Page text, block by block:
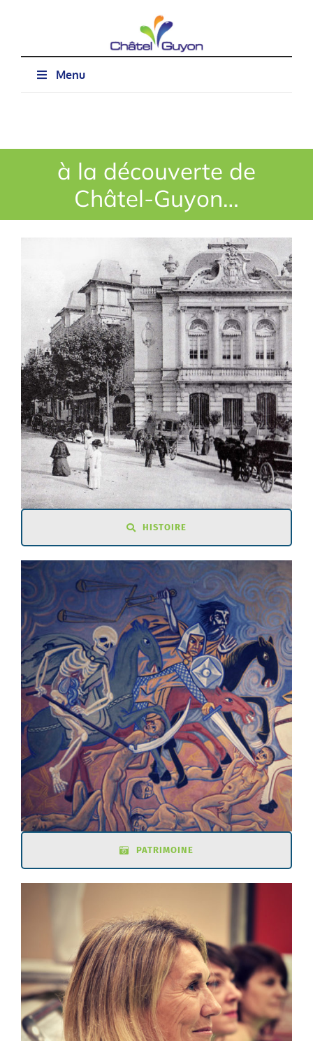
Menu
à la découverte de
Châtel-Guyon…
HISTOIRE
PATRIMOINE